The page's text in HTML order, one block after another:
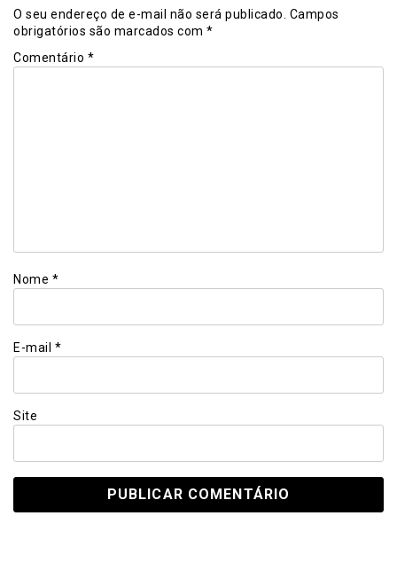
O seu endereço de e-mail não será publicado. Campos
obrigatórios são marcados com *
Comentário *
Nome *
E-mail *
Site